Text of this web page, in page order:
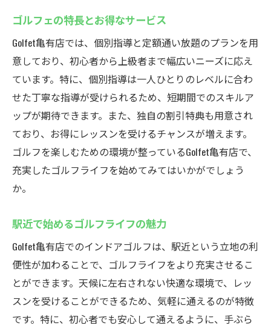
ゴルフェの特長とお得なサービス
Golfet亀有店では、個別指導と定額通い放題のプランを用
意しており、初心者から上級者まで幅広いニーズに応え
ています。特に、個別指導は一人ひとりのレベルに合わ
せた丁寧な指導が受けられるため、短期間でのスキルア
ップが期待できます。また、独自の割引特典も用意され
ており、お得にレッスンを受けるチャンスが増えます。
ゴルフを楽しむための環境が整っているGolfet亀有店で、
充実したゴルフライフを始めてみてはいかがでしょう
か。
駅近で始めるゴルフライフの魅力
Golfet亀有店でのインドアゴルフは、駅近という立地の利
便性が加わることで、ゴルフライフをより充実させるこ
とができます。天候に左右されない快適な環境で、レッ
スンを受けることができるため、気軽に通えるのが特徴
です。特に、初心者でも安心して通えるように、手ぶら